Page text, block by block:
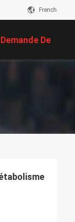
French
Demande De
Soumission